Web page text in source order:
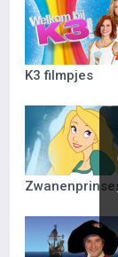
K3 filmpjes